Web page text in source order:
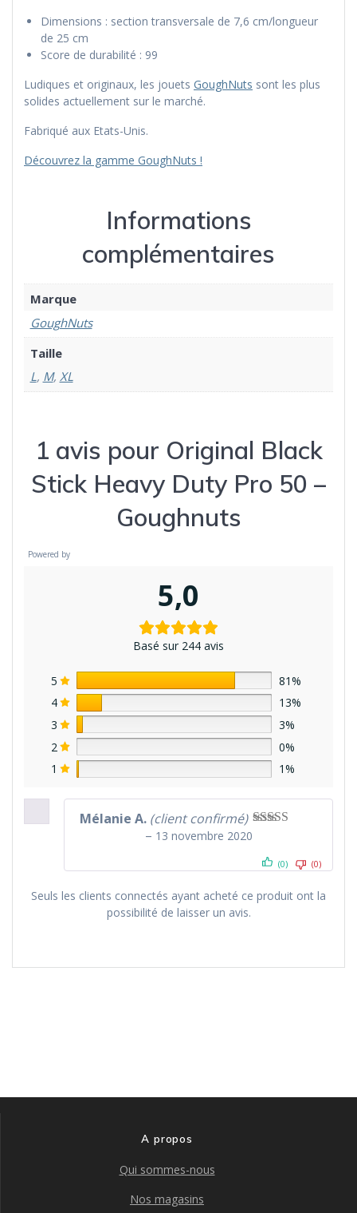
Dimensions : section transversale de 7,6 cm/longueur
de 25 cm
Score de durabilité : 99
Ludiques et originaux, les jouets GoughNuts sont les plus
solides actuellement sur le marché.
Fabriqué aux Etats-Unis.
Découvrez la gamme GoughNuts !
Informations
complémentaires
Marque
GoughNuts
Taille
L, M, XL
1 avis pour Original Black
Stick Heavy Duty Pro 50 –
Goughnuts
Powered by
5,0
Basé sur 244 avis
5
81%
4
13%
3
3%
2
0%
1
1%
Mélanie A. (client confirmé)
– 13 novembre 2020
(0) (0)
Seuls les clients connectés ayant acheté ce produit ont la
possibilité de laisser un avis.
A propos
Qui sommes-nous
Nos magasins